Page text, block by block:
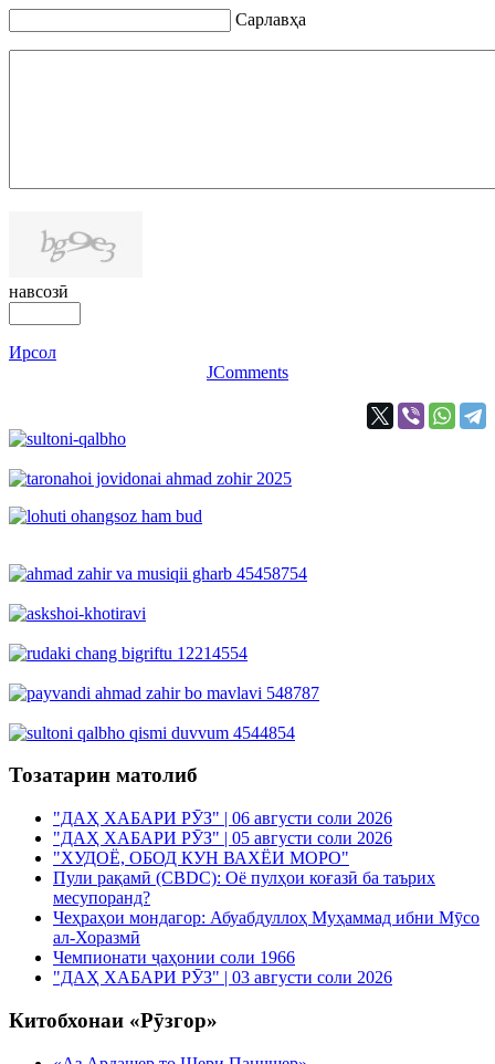
Сарлавҳа
навсозӣ
Ирсол
JComments
Тозатарин матолиб
"ДАҲ ХАБАРИ РӮЗ" | 06 августи соли 2026
"ДАҲ ХАБАРИ РӮЗ" | 05 августи соли 2026
"ХУДОЁ, ОБОД КУН ВАХЁИ МОРО"
Пули рақамӣ (CBDC): Оё пулҳои коғазӣ ба таърих
месупоранд?
Чеҳраҳои мондагор: Абуабдуллоҳ Муҳаммад ибни Мӯсо
ал-Хоразмӣ
Чемпионати ҷаҳонии соли 1966
"ДАҲ ХАБАРИ РӮЗ" | 03 августи соли 2026
Китобхонаи «Рӯзгор»